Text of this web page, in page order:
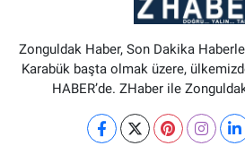
Zonguldak Haber, Son Dakika
Karabük başta olmak üzere,
HABER’de. ZHaber ile